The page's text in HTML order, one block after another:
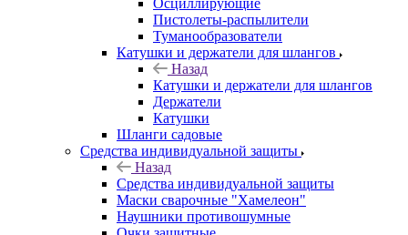
Осциллирующие
Пистолеты-распылители
Туманообразователи
Катушки и держатели для шлангов
Назад
Катушки и держатели для шлангов
Держатели
Катушки
Шланги садовые
Средства индивидуальной защиты
Назад
Средства индивидуальной защиты
Маски сварочные "Хамелеон"
Наушники противошумные